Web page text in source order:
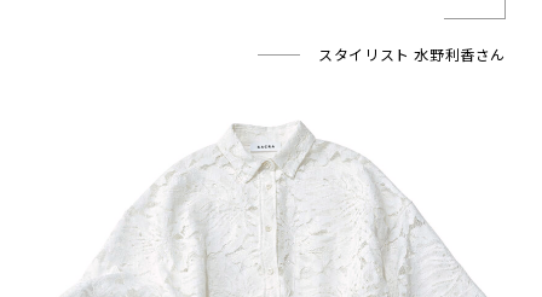
スタイリスト 水野利香さん